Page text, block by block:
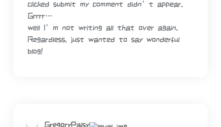
clicked submit my comment didn’t appear.
Grrrr…
well I’m not writing all that over again.
Regardless, just wanted to say wonderful
blog!
GregoryPaisy